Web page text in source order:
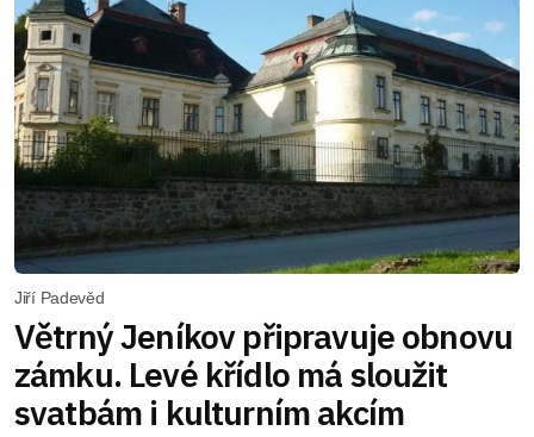
Jiří Padevěd
Větrný Jeníkov připravuje obnovu
zámku. Levé křídlo má sloužit
svatbám i kulturním akcím